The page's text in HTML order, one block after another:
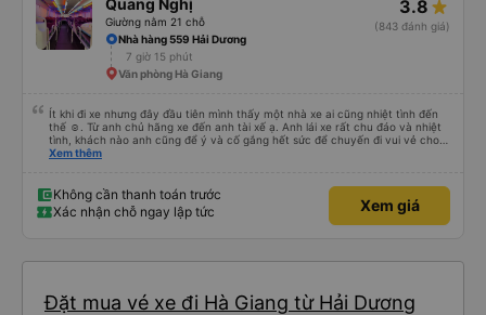
Quang Nghị
Giường nằm 21 chỗ
3.8
(843 đánh giá)
Nhà hàng 559 Hải Dương
7 giờ 15 phút
Văn phòng Hà Giang
Ít khi đi xe nhưng đây đầu tiên mình thấy một nhà xe ai cũng nhiệt tình đến
thế ☺️. Từ anh chủ hãng xe đến anh tài xế ạ. Anh lái xe rất chu đáo và nhiệt
tình, khách nào anh cũng để ý và cố gắng hết sức để chuyến đi vui vẻ cho
mọi người. Hôm qua cuối tuần nên rất đông, đường tắc làm xe đi muộn nhiều,
vẻ nhất có thể. Mình nghĩ hãng xe có thể có thêm phụ xe ở tất cả các xe
cho lái xe đỡ mệt, tìm thêm các bạn phụ xe biết nói tiếng Anh, hoặc mở các
lớp phụ đạo dạy tiếng Anh giao tiếp cho các anh lái xe đường dài. Vì cá nhân
Xem thêm
Không cần thanh toán trước
Xác nhận chỗ ngay lập tức
Xem giá
Đặt mua vé xe đi Hà Giang từ Hải Dương